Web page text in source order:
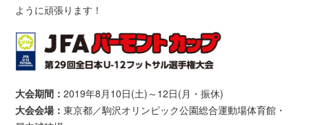
ように頑張ります！
大会期間：2019年8月10日(土)～12日(月・振休)
大会会場：東京都／駒沢オリンピック公園総合運動場体育館・